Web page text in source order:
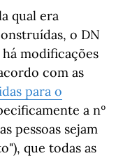
qual era
o DN
modificações
com as
para o
a nº
pessoas sejam
que todas as